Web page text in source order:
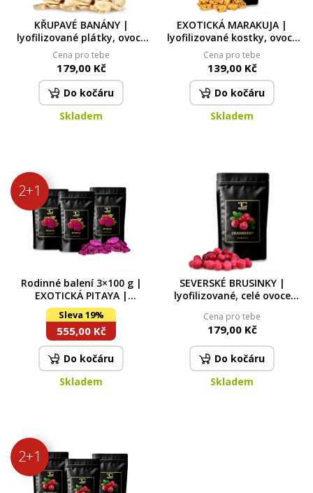
KŘUPAVÉ BANÁNY |
lyofilizované plátky, ovoce
sušené mrazem | 100 g
Cena pro tebe
179,00 Kč
Do kočáru
Skladem
EXOTICKÁ MARAKUJA |
lyofilizované kostky, ovoce
sušené mrazem 50 g
Cena pro tebe
139,00 Kč
Do kočáru
Skladem
2+1
Rodinné balení 3×100 g |
EXOTICKÁ PITAYA |
lyofilizované plátky, ovoce
sušené mrazem
Sleva 19%
555,00 Kč
Do kočáru
Skladem
SEVERSKÉ BRUSINKY |
lyofilizované, celé ovoce
Cena pro tebe
179,00 Kč
Do kočáru
Skladem
2+1